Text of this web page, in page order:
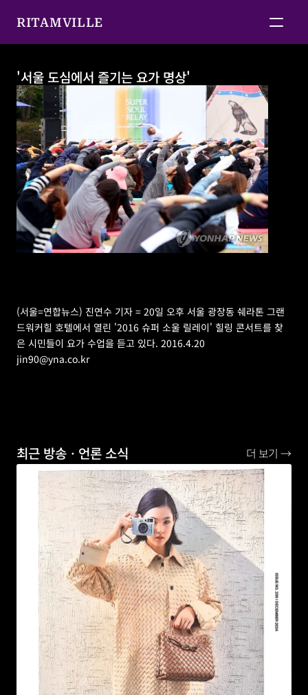
RITAMVILLE
'서울 도심에서 즐기는 요가 명상'
(서울=연합뉴스) 진연수 기자 = 20일 오후 서울 광장동 쉐라톤 그랜
드워커힐 호텔에서 열린 '2016 슈퍼 소울 릴레이' 힐링 콘서트를 찾
은 시민들이 요가 수업을 듣고 있다. 2016.4.20
jin90@yna.co.kr
최근 방송ㆍ언론 소식 더 보기 →